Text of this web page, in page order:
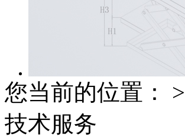
您当前的位置： >
技术服务